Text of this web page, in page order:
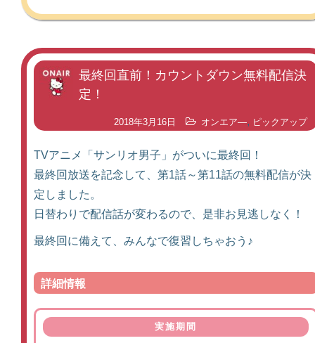
最終回直前！カウントダウン無料配信決
定！
2018年3月16日 オンエア―, ピックアップ
TVアニメ「サンリオ男子」がついに最終回！
最終回放送を記念して、第1話～第11話の無料配信が決
定しました。
日替わりで配信話が変わるので、是非お見逃しなく！
最終回に備えて、みんなで復習しちゃおう♪
詳細情報
実施期間